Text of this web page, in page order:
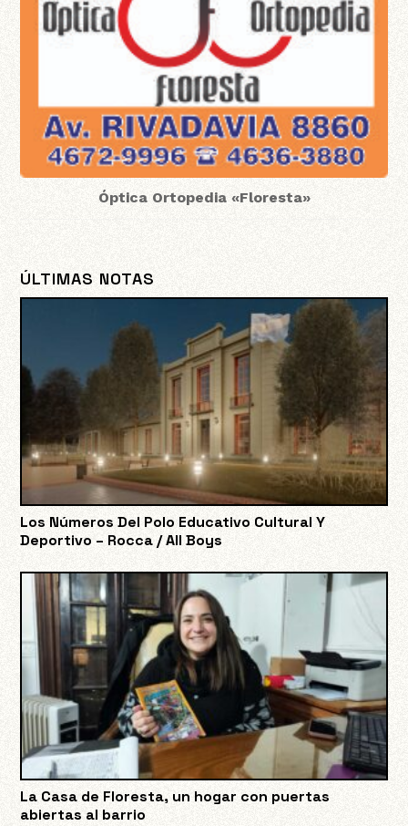
Óptica Ortopedia «Floresta»
ÚLTIMAS NOTAS
Los Números Del Polo Educativo Cultural Y
Deportivo – Rocca / All Boys
La Casa de Floresta, un hogar con puertas
abiertas al barrio